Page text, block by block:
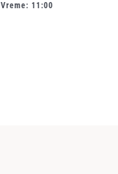
Vreme: 11:00